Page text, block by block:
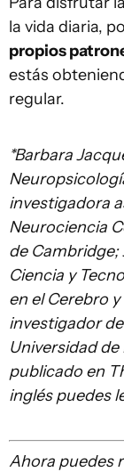
la vida diaria,
propios
estás
regular.
*Barbara
investigadora
Neurociencia
de Cambridge;
Ciencia y
en el Cerebro
investigador
Universidad
publicado en
inglés puedes
Ahora puedes